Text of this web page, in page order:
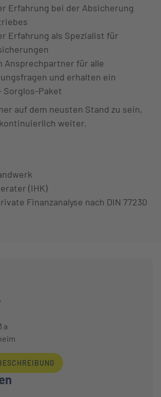
Erfahrung bei der Absicherung
Erfahrung als Spezialist für
Ansprechpartner für alle
und erhalten ein
Sorglos-Paket
auf dem neusten Stand zu sein,
weiter.
(IHK)
Finanzanalyse nach DIN 77230
a